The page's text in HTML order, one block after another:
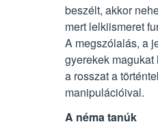
beszélt, akkor
mert lelkiismeret
A megszólalás, a
gyerekek
a rosszat a
manipulációival.
A néma tanúk